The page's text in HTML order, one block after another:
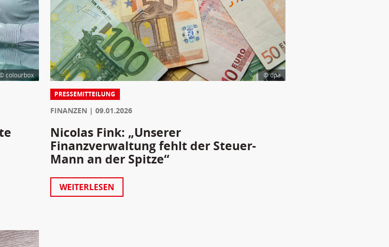
colourbox © dpa
PRESSEMITTEILUNG
FINANZEN 09.01.2026
Nicolas Fink: „Unserer
Finanzverwaltung fehlt der Steuer-
Mann an der Spitze“
WEITERLESEN